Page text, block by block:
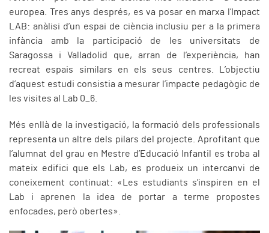
europea. Tres anys després, es va posar en marxa l’Impact
LAB: anàlisi d’un espai de ciència inclusiu per a la primera
infància amb la participació de les universitats de
Saragossa i Valladolid que, arran de l’experiència, han
recreat espais similars en els seus centres. L’objectiu
d’aquest estudi consistia a mesurar l’impacte pedagògic de
les visites al Lab 0_6.
Més enllà de la investigació, la formació dels professionals
representa un altre dels pilars del projecte. Aprofitant que
l’alumnat del grau en Mestre d’Educació Infantil es troba al
mateix edifici que els Lab, es produeix un intercanvi de
coneixement continuat: «Les estudiants s’inspiren en el
Lab i aprenen la idea de portar a terme propostes
enfocades, però obertes».